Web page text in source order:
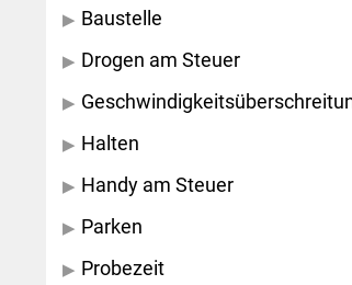
Baustelle
Drogen am Steuer
Halten
Handy am Steuer
Parken
Probezeit